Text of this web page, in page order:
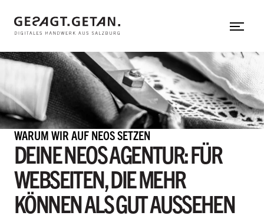
Zum Hauptinhalt
Neos CMS
Shopify
untermenü einblenden
gesagt.getan.
In aller Kürze
Mit uns arbeiten
Team
Referenzen
DEINE NEOS AGENTUR: FÜR
WEBSEITEN, DIE MEHR
KÖNNEN ALS GUT AUSSEHEN
WARUM WIR AUF NEOS SETZEN